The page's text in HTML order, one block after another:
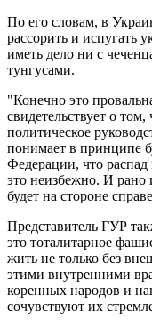
По его словам, в
рассорить и испугать
иметь дело ни с
тунгусами.
"Конечно это
свидетельствует о
политическое
понимает в принципе
Федерации, что
это неизбежно. И рано
будет на стороне
Представитель ГУР
это тоталитарное
жить не только без
этими внутренними
коренных народов и
сочувствуют их